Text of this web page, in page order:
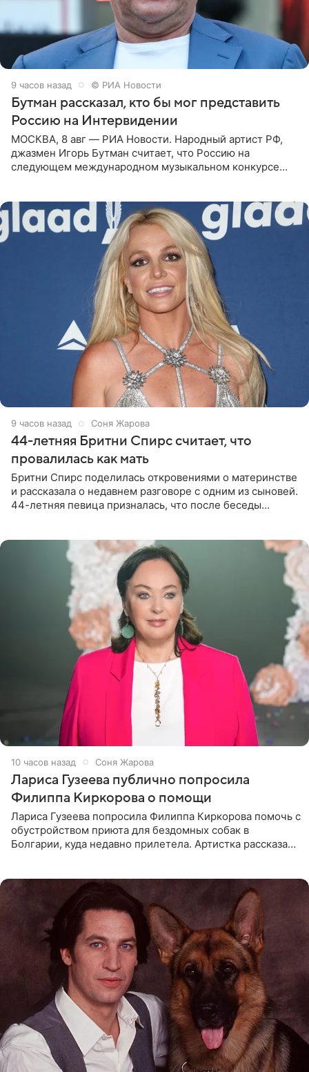
9 часов назад © РИА Новости
Бутман рассказал, кто бы мог представить
Россию на Интервидении
МОСКВА, 8 авг — РИА Новости. Народный артист РФ,
джазмен Игорь Бутман считает, что Россию на
следующем международном музыкальном конкурсе
9 часов назад Соня Жарова
44-летняя Бритни Спирс считает, что
провалилась как мать
Бритни Спирс поделилась откровениями о материнстве
и рассказала о недавнем разговоре с одним из сыновей.
44-летняя певица призналась, что после беседы
10 часов назад Соня Жарова
Лариса Гузеева публично попросила
Филиппа Киркорова о помощи
Лариса Гузеева попросила Филиппа Киркорова помочь с
обустройством приюта для бездомных собак в
Болгарии, куда недавно прилетела. Артистка рассказала